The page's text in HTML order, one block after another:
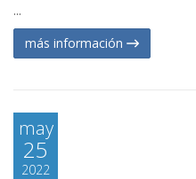
...
más información
may
25
2022